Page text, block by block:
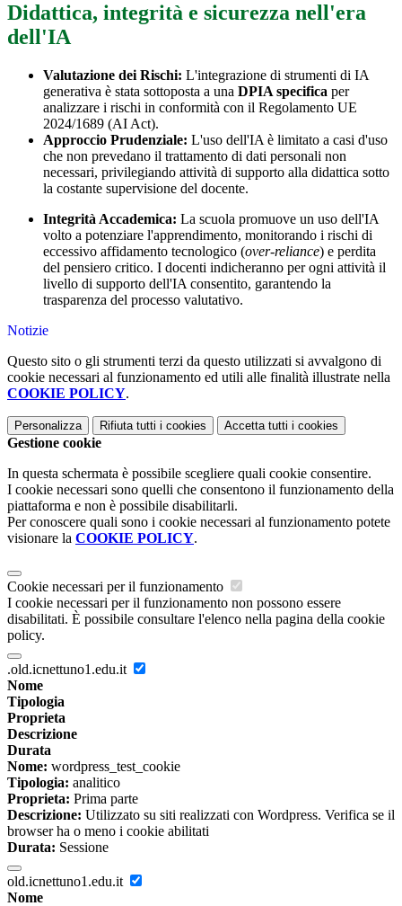
Didattica, integrità e sicurezza nell'era
dell'IA
Valutazione dei Rischi: L'integrazione di strumenti di IA
generativa è stata sottoposta a una DPIA specifica per
analizzare i rischi in conformità con il Regolamento UE
2024/1689 (AI Act).
Approccio Prudenziale: L'uso dell'IA è limitato a casi d'uso
che non prevedano il trattamento di dati personali non
necessari, privilegiando attività di supporto alla didattica sotto
la costante supervisione del docente.
Integrità Accademica: La scuola promuove un uso dell'IA
volto a potenziare l'apprendimento, monitorando i rischi di
eccessivo affidamento tecnologico (over-reliance) e perdita
del pensiero critico. I docenti indicheranno per ogni attività il
livello di supporto dell'IA consentito, garantendo la
trasparenza del processo valutativo.
Notizie
Questo sito o gli strumenti terzi da questo utilizzati si avvalgono di
cookie necessari al funzionamento ed utili alle finalità illustrate nella
COOKIE POLICY.
Personalizza Rifiuta tutti i cookies Accetta tutti i cookies
Gestione cookie
In questa schermata è possibile scegliere quali cookie consentire.
I cookie necessari sono quelli che consentono il funzionamento della
piattaforma e non è possibile disabilitarli.
Per conoscere quali sono i cookie necessari al funzionamento potete
visionare la COOKIE POLICY.
Cookie necessari per il funzionamento
I cookie necessari per il funzionamento non possono essere
disabilitati. È possibile consultare l'elenco nella pagina della cookie
policy.
.old.icnettuno1.edu.it
Nome
Tipologia
Proprieta
Descrizione
Durata
Nome: wordpress_test_cookie
Tipologia: analitico
Proprieta: Prima parte
Descrizione: Utilizzato su siti realizzati con Wordpress. Verifica se il
browser ha o meno i cookie abilitati
Durata: Sessione
old.icnettuno1.edu.it
Nome